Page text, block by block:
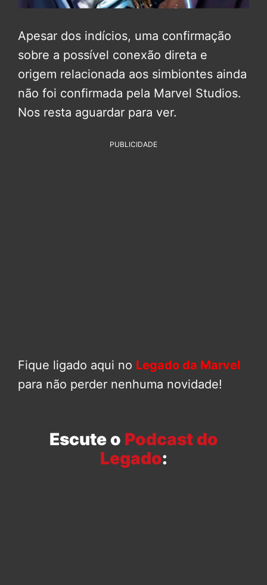
Apesar dos indícios, uma confirmação
sobre a possível conexão direta e
origem relacionada aos simbiontes ainda
não foi confirmada pela Marvel Studios.
Nos resta aguardar para ver.
PUBLICIDADE
Fique ligado aqui no Legado da Marvel
para não perder nenhuma novidade!
Escute o Podcast do
Legado: